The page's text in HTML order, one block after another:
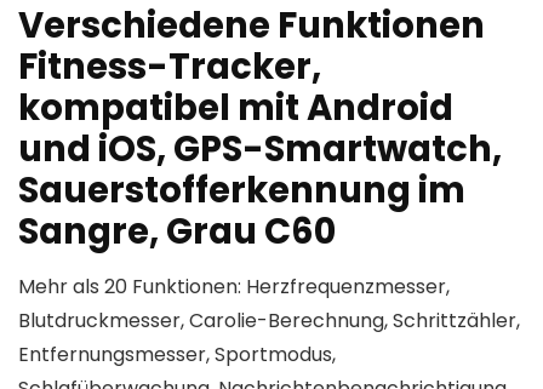
Verschiedene Funktionen
Fitness-Tracker,
kompatibel mit Android
und iOS, GPS-Smartwatch,
Sauerstofferkennung im
Sangre, Grau C60
Mehr als 20 Funktionen: Herzfrequenzmesser,
Blutdruckmesser, Carolie-Berechnung, Schrittzähler,
Entfernungsmesser, Sportmodus,